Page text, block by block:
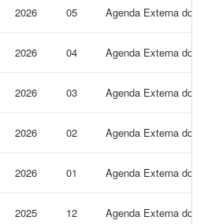
2026 05 Agenda Externa do
2026 04 Agenda Externa do
2026 03 Agenda Externa do
2026 02 Agenda Externa do
2026 01 Agenda Externa do
2025 12 Agenda Externa do